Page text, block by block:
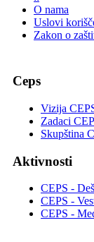
O nama
Uslovi
Zakon o
Ceps
Vizija
Zadaci
Skupština
Aktivnosti
CEPS -
CEPS -
CEPS -